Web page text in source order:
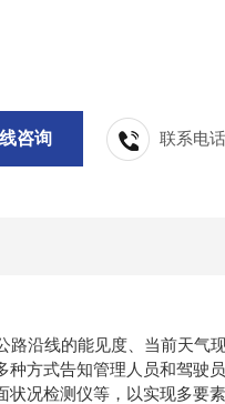
咨询 联系电话
沿线的能见度、当前天气
方式告知管理人员和驾驶
况检测仪等，以实现多要素